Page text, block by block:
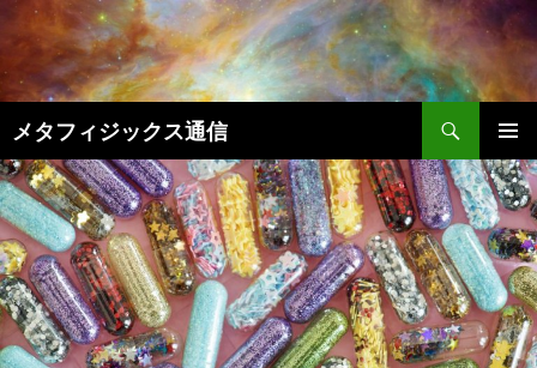
テ
ン
へ
ス
キ
ッ
プ
メタフィジックス通信
索
メインメ
ニュー